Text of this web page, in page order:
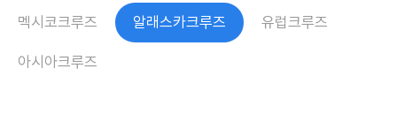
멕시코크루즈 알래스카크루즈 유럽크루즈
아시아크루즈